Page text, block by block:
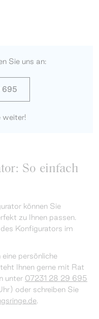
Sie uns an:
695
weiter!
So einfach
können Sie
zu Ihnen passen.
Konfigurators im
persönliche
Ihnen gerne mit Rat
unter 07231 28 29 695
oder schreiben Sie
.